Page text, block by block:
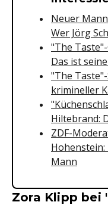
Neuer
Wer Jörg
"The
Das ist
"The
krimineller
Hiltebrand:
ZDF-
Mann
Zora Klipp bei